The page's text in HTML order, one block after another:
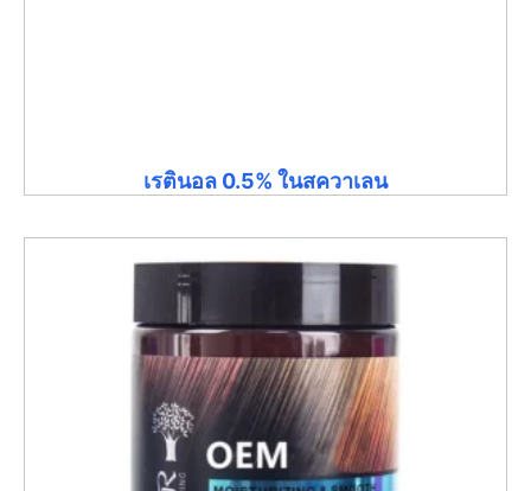
เรตินอล 0.5% ในสควาเลน